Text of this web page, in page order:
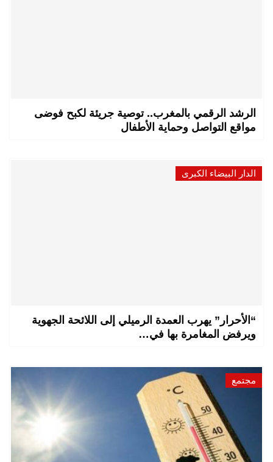
الرشد الرقمي بالمغرب.. توصية جريئة لكبح فوضى
مواقع التواصل وحماية الأطفال
الدار البيضاء الكبرى
“الأحرار” يهرب العمدة الرميلي إلى اللائحة الجهوية
ويرفض المغامرة بها في…
مجتمع